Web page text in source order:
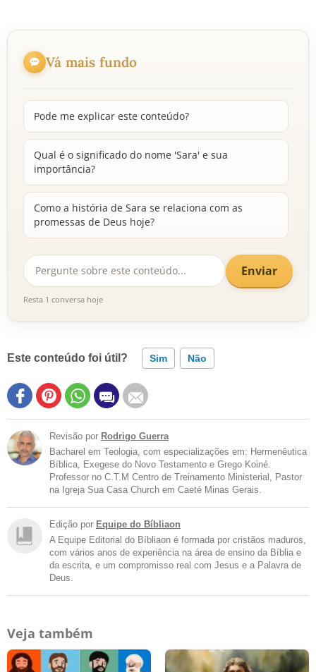
Vá mais fundo
Pode me explicar este conteúdo?
Qual é o significado do nome 'Sara' e sua
importância?
Como a história de Sara se relaciona com as
promessas de Deus hoje?
Enviar
Resta 1 conversa hoje
Este conteúdo foi útil? Sim Não
Revisão por Rodrigo Guerra
Bacharel em Teologia, com especializações em: Hermenêutica
Bíblica, Exegese do Novo Testamento e Grego Koiné.
Professor no C.T.M Centro de Treinamento Ministerial, Pastor
na Igreja Sua Casa Church em Caeté Minas Gerais.
Edição por Equipe do Bíbliaon
A Equipe Editorial do Bíbliaon é formada por cristãos maduros,
com vários anos de experiência na área de ensino da Bíblia e
da escrita, e um compromisso real com Jesus e a Palavra de
Deus.
Veja também